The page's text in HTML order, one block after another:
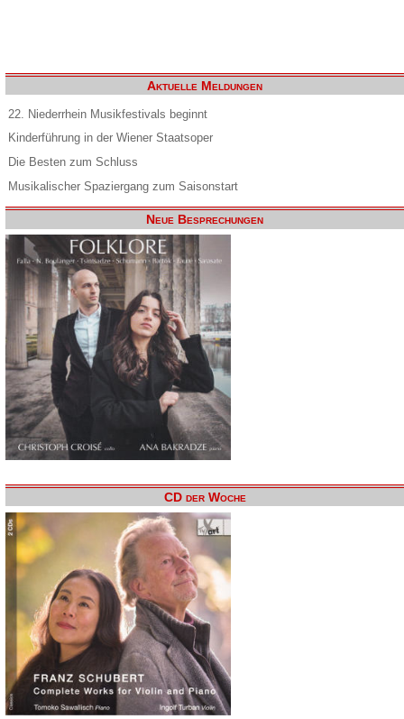
Aktuelle Meldungen
22. Niederrhein Musikfestivals beginnt
Kinderführung in der Wiener Staatsoper
Die Besten zum Schluss
Musikalischer Spaziergang zum Saisonstart
Neue Besprechungen
CD der Woche